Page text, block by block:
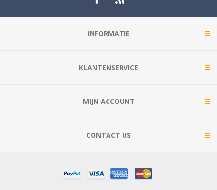
INFORMATIE
KLANTENSERVICE
MIJN ACCOUNT
CONTACT US